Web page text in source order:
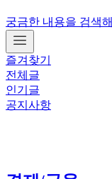
궁금한 내용을 검색
즐겨찾기
전체글
인기글
공지사항